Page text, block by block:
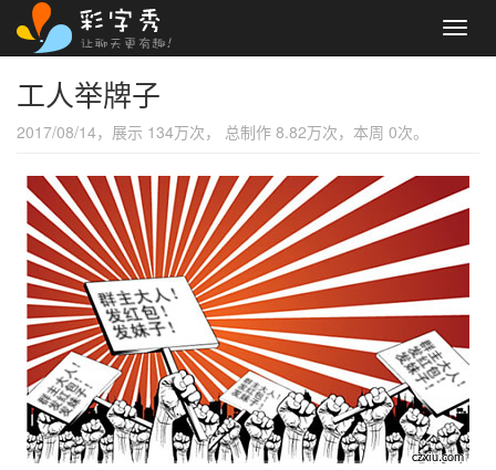
工人举牌子
2017/08/14，展示 134万次， 总制作 8.82万次，本周 0次。